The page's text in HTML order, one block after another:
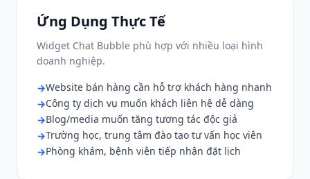
Ứng Dụng Thực Tế
Widget Chat Bubble phù hợp với nhiều loại hình
doanh nghiệp.
Website bán hàng cần hỗ trợ khách hàng nhanh
Công ty dịch vụ muốn khách liên hệ dễ dàng
Blog/media muốn tăng tương tác độc giả
Trường học, trung tâm đào tạo tư vấn học viên
Phòng khám, bệnh viện tiếp nhận đặt lịch